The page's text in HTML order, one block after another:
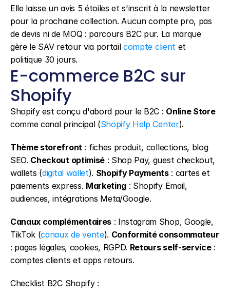
Elle laisse un avis 5 étoiles et s'inscrit à la newsletter
pour la prochaine collection. Aucun compte pro, pas
de devis ni de MOQ : parcours B2C pur. La marque
gère le SAV retour via portail compte client et
politique 30 jours.
E-commerce B2C sur
Shopify
Shopify est conçu d'abord pour le B2C : Online Store
comme canal principal (Shopify Help Center).
Thème storefront : fiches produit, collections, blog
SEO. Checkout optimisé : Shop Pay, guest checkout,
wallets (digital wallet). Shopify Payments : cartes et
paiements express. Marketing : Shopify Email,
audiences, intégrations Meta/Google.
Canaux complémentaires : Instagram Shop, Google,
TikTok (canaux de vente). Conformité consommateur
: pages légales, cookies, RGPD. Retours self-service :
comptes clients et apps retours.
Checklist B2C Shopify :